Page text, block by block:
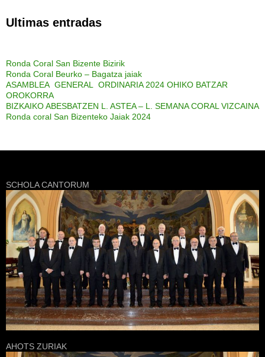
Ultimas entradas
Ronda Coral San Bizente Bizirik
Ronda Coral Beurko – Bagatza jaiak
ASAMBLEA GENERAL ORDINARIA 2024 OHIKO BATZAR
OROKORRA
BIZKAIKO ABESBATZEN L. ASTEA – L. SEMANA CORAL VIZCAINA
Ronda coral San Bizenteko Jaiak 2024
SCHOLA CANTORUM
AHOTS ZURIAK